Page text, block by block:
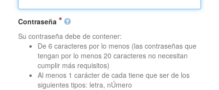
Contraseña
Su contraseña debe de contener:
De 6 caracteres por lo menos (las contraseñas que
tengan por lo menos 20 caracteres no necesitan
cumplir más requisitos)
Al menos 1 carácter de cada tiene que ser de los
siguientes tipos: letra, nÚmero